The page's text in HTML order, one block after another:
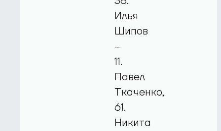
Илья
Шипов
–
11.
Павел
Ткаченко,
61.
Никита